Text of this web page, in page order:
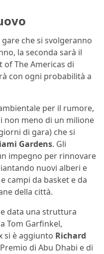
che si svolgeranno
la seconda sarà il
of The Americas di
con ogni probabilità a
per il rumore,
non meno di un milione
di gara) che si
Gardens. Gli
impegno per rinnovare
nuovi alberi e
campi da basket e da
della città.
data una struttura
Tom Garfinkel,
si è aggiunto Richard
di Abu Dhabi e di